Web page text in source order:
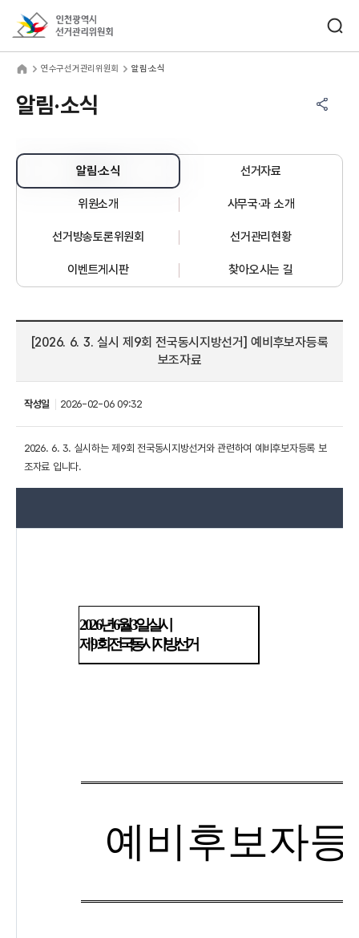
연수구선거관리위원회 알림·소식
알림·소식
알림·소식 선거자료
위원소개 사무국·과 소개
선거방송토론위원회 선거관리현황
이벤트게시판 찾아오시는 길
[2026. 6. 3. 실시 제9회 전국동시지방선거] 예비후보자등록
보조자료
작성일 2026-02-06 09:32
2026. 6. 3. 실시하는 제9회 전국동시지방선거와 관련하여 예비후보자등록 보
조자료 입니다.